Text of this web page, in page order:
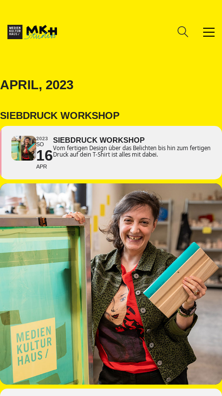
APRIL, 2023
SIEBDRUCK WORKSHOP
2023
SO
16
APR
SIEBDRUCK WORKSHOP
Vom fertigen Design über das Belichten bis hin zum fertigen
Druck auf dein T-Shirt ist alles mit dabei.